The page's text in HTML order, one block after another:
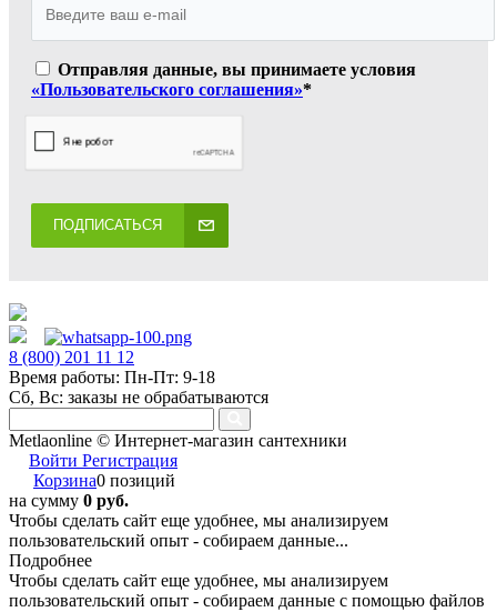
Отправляя данные, вы принимаете условия
«Пользовательского соглашения»*
ПОДПИСАТЬСЯ
8 (800) 201 11 12
Время работы: Пн-Пт: 9-18
Сб, Вс: заказы не обрабатываются
Metlaonline © Интернет-магазин сантехники
Войти Регистрация
Корзина0 позиций
на сумму 0 руб.
Чтобы сделать сайт еще удобнее, мы анализируем
пользовательский опыт - собираем данные...
Подробнее
Чтобы сделать сайт еще удобнее, мы анализируем
пользовательский опыт - собираем данные с помощью файлов